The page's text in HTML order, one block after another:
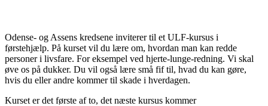
Odense- og Assens kredsene inviterer til et ULF-kursus i
førstehjælp. På kurset vil du lære om, hvordan man kan redde
personer i livsfare. For eksempel ved hjerte-lunge-redning. Vi skal
øve os på dukker. Du vil også lære små fif til, hvad du kan gøre,
hvis du eller andre kommer til skade i hverdagen.
Kurset er det første af to, det næste kursus kommer